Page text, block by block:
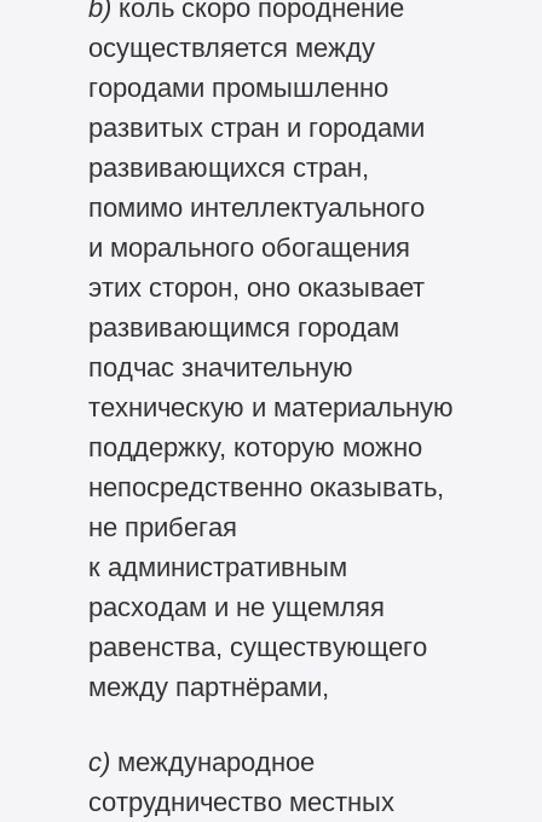
b) коль скоро породнение
осуществляется между
городами промышленно
развитых стран и городами
развивающихся стран,
помимо интеллектуального
и морального обогащения
этих сторон, оно оказывает
развивающимся городам
подчас значительную
техническую и материальную
поддержку, которую можно
непосредственно оказывать,
не прибегая
к административным
расходам и не ущемляя
равенства, существующего
между партнёрами,
с) международное
сотрудничество местных